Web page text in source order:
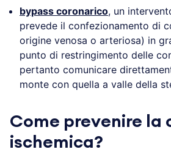
bypass coronarico, un
prevede il confezionamento di
origine venosa o arteriosa) in
punto di restringimento delle
pertanto comunicare
monte con quella a valle della
Come prevenire la
ischemica?